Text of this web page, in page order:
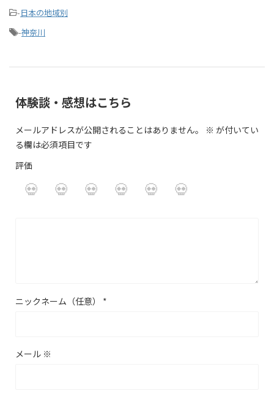
-日本の地域別
-神奈川
体験談・感想はこちら
メールアドレスが公開されることはありません。 ※ が付いてい
る欄は必須項目です
評価
ニックネーム（任意） *
メール ※